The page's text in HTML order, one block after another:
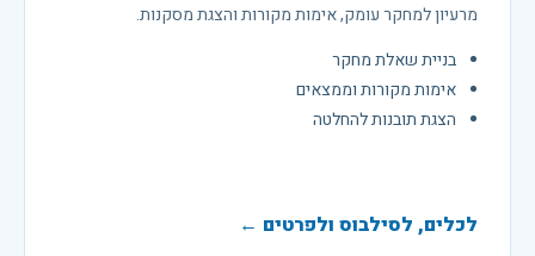
מרעיון למחקר עומק, אימות מקורות והצגת מסקנות.
בניית שאלת מחקר
אימות מקורות וממצאים
הצגת תובנות להחלטה
לכלים, לסילבוס ולפרטים ←